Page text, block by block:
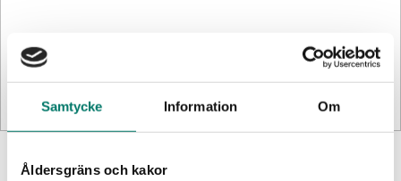
Samtycke Information Om
Åldersgräns och kakor
SÖK